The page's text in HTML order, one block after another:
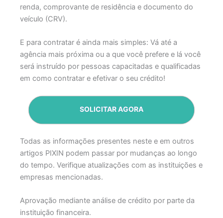
renda, comprovante de residência e documento do
veículo (CRV).
E para contratar é ainda mais simples: Vá até a
agência mais próxima ou a que você prefere e lá você
será instruído por pessoas capacitadas e qualificadas
em como contratar e efetivar o seu crédito!
SOLICITAR AGORA
Todas as informações presentes neste e em outros
artigos PIXIN podem passar por mudanças ao longo
do tempo. Verifique atualizações com as instituições e
empresas mencionadas.
Aprovação mediante análise de crédito por parte da
instituição financeira.